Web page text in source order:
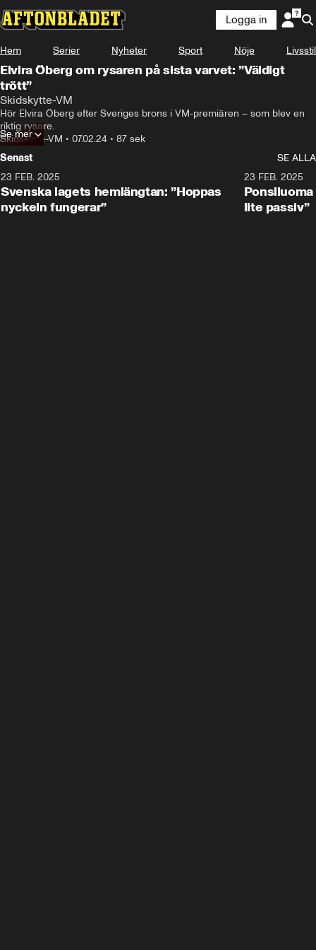
Logga in
Hem Serier Nyheter Sport Nöje Livsstil
Elvira Öberg om rysaren på sista varvet: ”Väldigt
trött”
Skidskytte-VM
Hör Elvira Öberg efter Sveriges brons i VM-premiären – som blev en
riktig rysare.
Skidskytte-VM • 07.02.24 • 87 sek
Se mer
Senast
SE ALLA
23 FEB. 2025
Svenska lagets hemlängtan: ”Hoppas
nyckeln fungerar”
23 FEB. 2025
lite passiv”